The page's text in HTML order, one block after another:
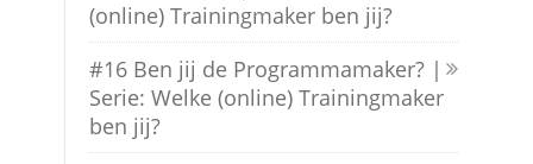
(online) Trainingmaker ben jij?
#16 Ben jij de Programmamaker? |
Serie: Welke (online) Trainingmaker
ben jij?